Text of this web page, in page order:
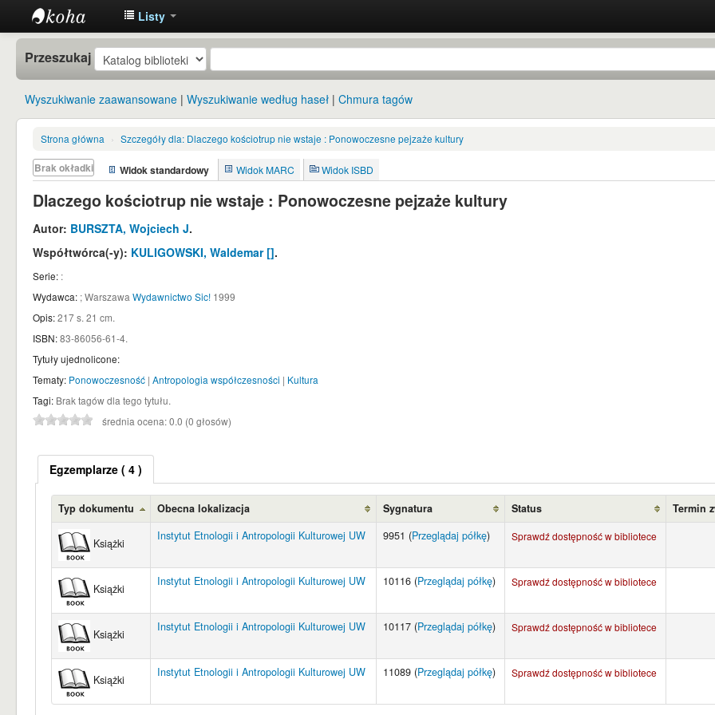
Instytut
Etnologii i
Antropologii
Kulturowej
UW
Listy
Przeszukaj
Wyszukiwanie zaawansowane Wyszukiwanie według haseł Chmura tagów
Strona główna › Szczegóły dla: Dlaczego kościotrup nie wstaje : Ponowoczesne pejzaże kultury
Brak okładki Widok standardowy Widok MARC Widok ISBD
Dlaczego kościotrup nie wstaje : Ponowoczesne pejzaże kultury
Autor: BURSZTA, Wojciech J.
Współtwórca(-y): KULIGOWSKI, Waldemar[].
Serie: :
Wydawca: ;Warszawa Wydawnictwo Sic! 1999
Opis:217 s. 21 cm.
ISBN:83-86056-61-4.
Tytuły ujednolicone:
Tematy: Ponowoczesność | Antropologia współczesności | Kultura
Tagi: Brak tagów dla tego tytułu.
średnia ocena: 0.0 (0 głosów)
Egzemplarze( 4 )
Typ dokumentu Obecna lokalizacja Sygnatura Status Termin
Książki
Instytut Etnologii i Antropologii Kulturowej UW 9951 (Przeglądaj półkę) Sprawdź dostępność w bibliotece
Książki
Instytut Etnologii i Antropologii Kulturowej UW 10116 (Przeglądaj półkę) Sprawdź dostępność w bibliotece
Książki
Instytut Etnologii i Antropologii Kulturowej UW 10117 (Przeglądaj półkę) Sprawdź dostępność w bibliotece
Książki
Instytut Etnologii i Antropologii Kulturowej UW 11089 (Przeglądaj półkę) Sprawdź dostępność w bibliotece